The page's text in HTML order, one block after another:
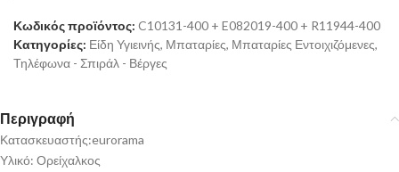
Κωδικός προϊόντος: C10131-400 + E082019-400 + R11944-400
Κατηγορίες: Είδη Υγιεινής, Μπαταρίες, Μπαταρίες Εντοιχιζόμενες,
Τηλέφωνα - Σπιράλ - Βέργες
Περιγραφή
Κατασκευαστής:eurorama
Υλικό: Ορείχαλκος